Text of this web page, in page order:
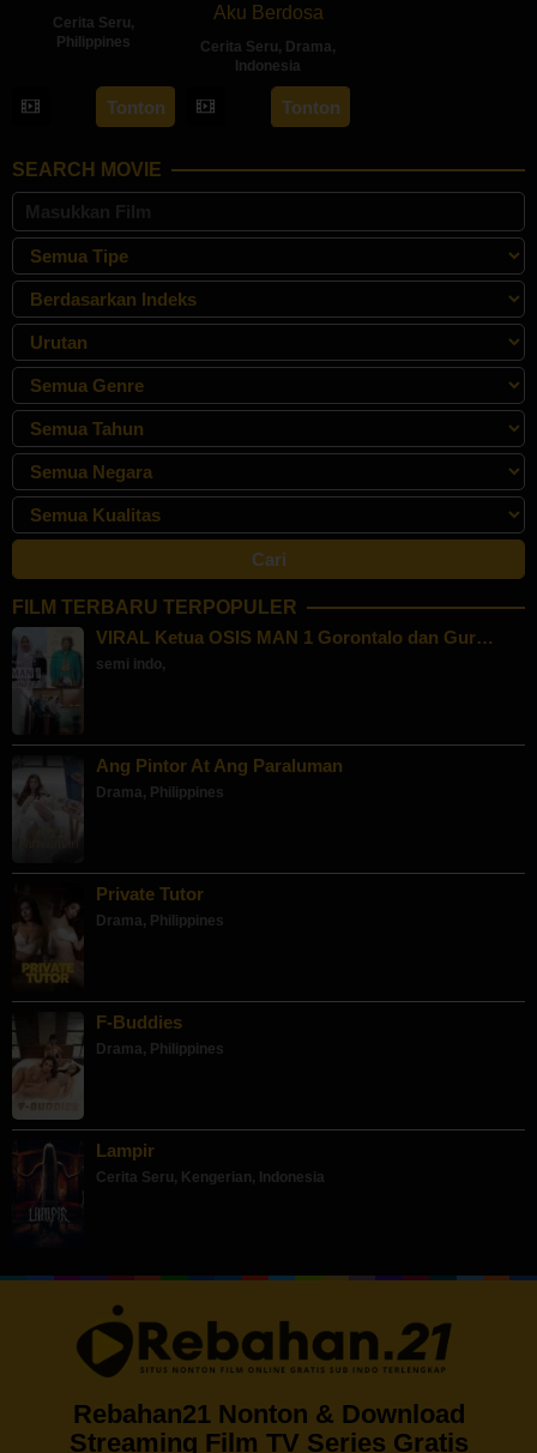
Cerita Seru,
Philippines
18
Oct
2024
Jaque
Carlos
Tonton
Aku Berdosa
Cerita Seru, Drama,
Indonesia
22
May
Feyhero
Tonton
SEARCH MOVIE
FILM TERBARU TERPOPULER
VIRAL Ketua OSIS MAN 1 Gorontalo dan Gur…
semi indo,
Ang Pintor At Ang Paraluman
Drama, Philippines
Private Tutor
Drama, Philippines
F-Buddies
Drama, Philippines
Lampir
Cerita Seru, Kengerian, Indonesia
Rebahan21 Nonton & Download
Streaming Film TV Series Gratis